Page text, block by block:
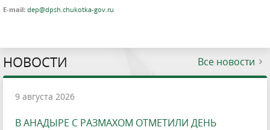
E-mail: dep@dpsh.chukotka-gov.ru
НОВОСТИ Все новости
9 августа 2026
В АНАДЫРЕ С РАЗМАХОМ ОТМЕТИЛИ ДЕНЬ